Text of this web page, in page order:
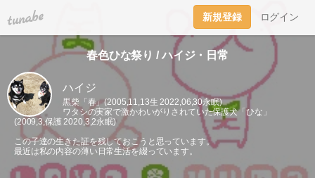
tuna.be 新規登録 ログイン
春色ひな祭り / ハイジ・日常
ハイジ
黒柴「春」(2005,11,13生 2022,06,30永眠)
ワタシの実家で激かわいがりされていた保護犬「ひな」
(2009,3,保護 2020,3,2永眠)
この子達の生きた証を残しておこうと思っています。
最近は私の内容の薄い日常生活を綴っています。